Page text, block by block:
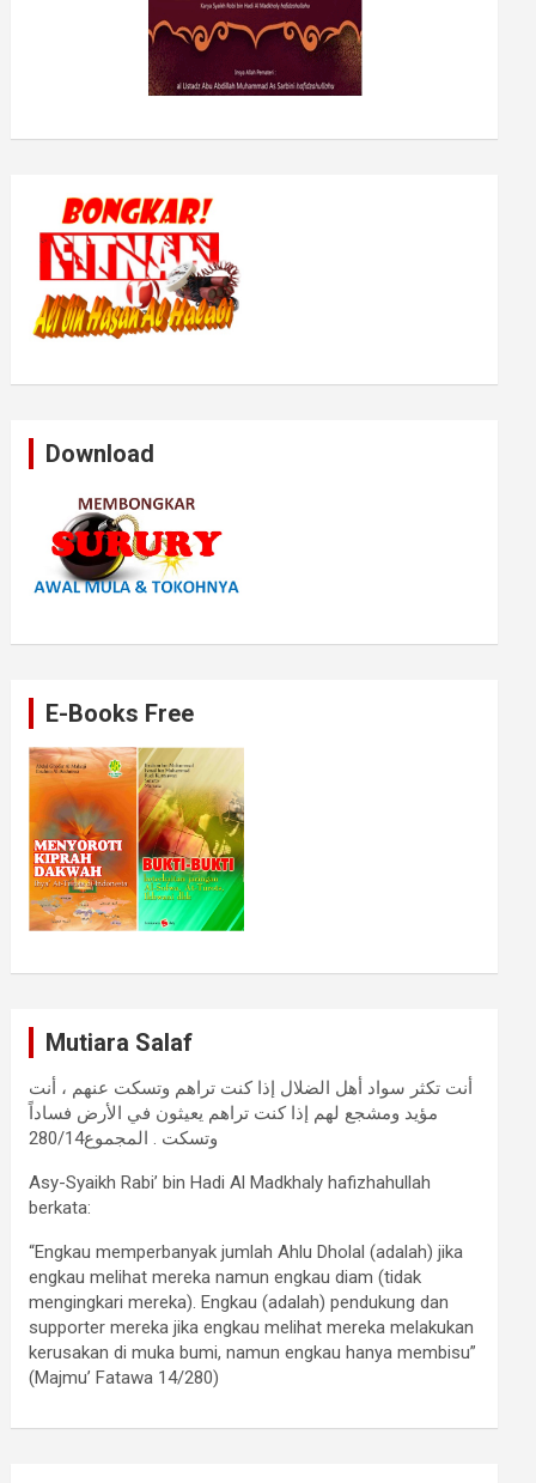
Download
E-Books Free
Mutiara Salaf
أنت تكثر سواد أهل الضلال إذا كنت تراهم وتسكت عنهم ، أنت
مؤيد ومشجع لهم إذا كنت تراهم يعيثون في الأرض فساداً
وتسكت . المجموع280/14
Asy-Syaikh Rabi’ bin Hadi Al Madkhaly hafizhahullah
berkata:
“Engkau memperbanyak jumlah Ahlu Dholal (adalah) jika
engkau melihat mereka namun engkau diam (tidak
mengingkari mereka). Engkau (adalah) pendukung dan
supporter mereka jika engkau melihat mereka melakukan
kerusakan di muka bumi, namun engkau hanya membisu”
(Majmu’ Fatawa 14/280)